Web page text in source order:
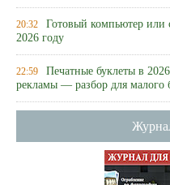
20:32 Готовый компьютер или
2026 году
22:59 Печатные буклеты в
рекламы — разбор для малого